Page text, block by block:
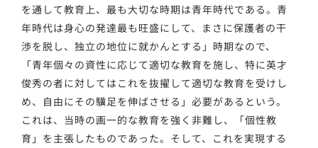
を通して教育上、最も大切な時期は青年時代である。青
年時代は身心の発達最も旺盛にして、まさに保護者の干
渉を脱し、独立の地位に就かんとする」時期なので、
「青年個々の資性に応じて適切な教育を施し、特に英才
俊秀の者に対してはこれを抜擢して適切な教育を受けし
め、自由にその驥足を伸ばさせる」必要があるという。
これは、当時の画一的な教育を強く非難し、「個性教
育」を主張したものであった。そして、これを実現する